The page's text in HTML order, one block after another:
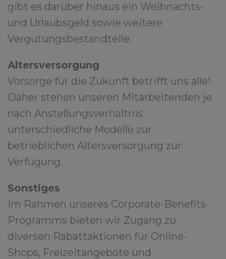
gibt es darüber hinaus ein Weihnachts-
und Urlaubsgeld sowie weitere
Vergütungsbestandteile.
Altersversorgung
Vorsorge für die Zukunft betrifft uns alle!
Daher stehen unseren Mitarbeitenden je
nach Anstellungsverhältnis
unterschiedliche Modelle zur
betrieblichen Altersversorgung zur
Verfügung.
Sonstiges
Im Rahmen unseres Corporate-Benefits-
Programms bieten wir Zugang zu
diversen Rabattaktionen für Online-
Shops, Freizeitangebote und